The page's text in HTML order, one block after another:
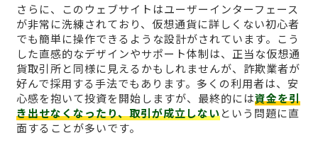
さらに、このウェブサイトはユーザーインターフェース
が非常に洗練されており、仮想通貨に詳しくない初心者
でも簡単に操作できるような設計がされています。こう
した直感的なデザインやサポート体制は、正当な仮想通
貨取引所と同様に見えるかもしれませんが、詐欺業者が
好んで採用する手法でもあります。多くの利用者は、安
心感を抱いて投資を開始しますが、最終的には資金を引
き出せなくなったり、取引が成立しないという問題に直
面することが多いです。